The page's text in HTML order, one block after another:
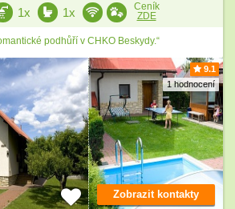
1x 1x
Ceník
ZDE
podhůří v CHKO Beskydy.“
9.1
1 hodnocení
Zobrazit kontakty